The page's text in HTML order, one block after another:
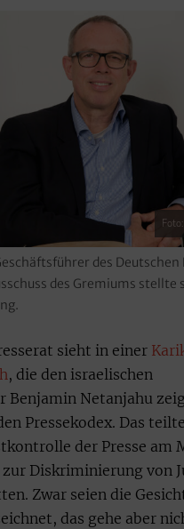
des Deutschen
des Gremiums stellte
sieht in einer
, die den israelischen
Benjamin Netanjahu
Pressekodex. Das
der Presse am
Diskriminierung von
Zwar seien die
das gehe aber